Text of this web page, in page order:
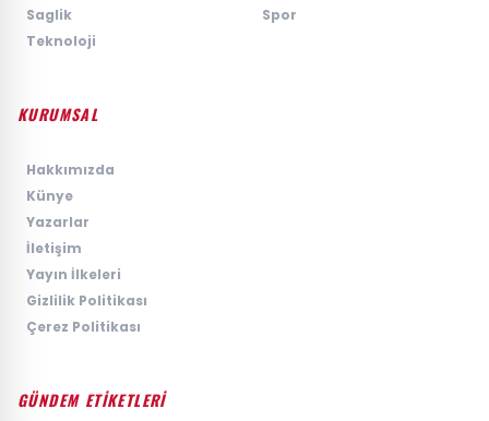
Saglik
Spor
Teknoloji
KURUMSAL
Hakkımızda
Künye
Yazarlar
İletişim
Yayın İlkeleri
Gizlilik Politikası
Çerez Politikası
GÜNDEM ETİKETLERİ